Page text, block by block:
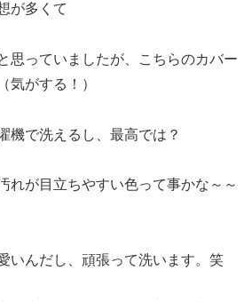
が多くて
思っていましたが、こちらのカバー
気がする！）
機で洗えるし、最高では？
れが目立ちやすい色って事かな～～
いんだし、頑張って洗います。笑